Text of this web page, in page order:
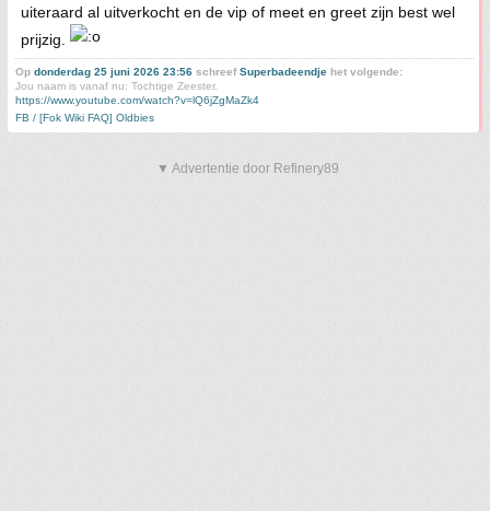
uiteraard al uitverkocht en de vip of meet en greet zijn best wel
prijzig.
Op donderdag 25 juni 2026 23:56 schreefSuperbadeendje het volgende:
Jou naam is vanaf nu: Tochtige Zeester.
https://www.youtube.com/watch?v=lQ6jZgMaZk4
FB / [Fok Wiki FAQ] Oldbies
▼ Advertentie door Refinery89